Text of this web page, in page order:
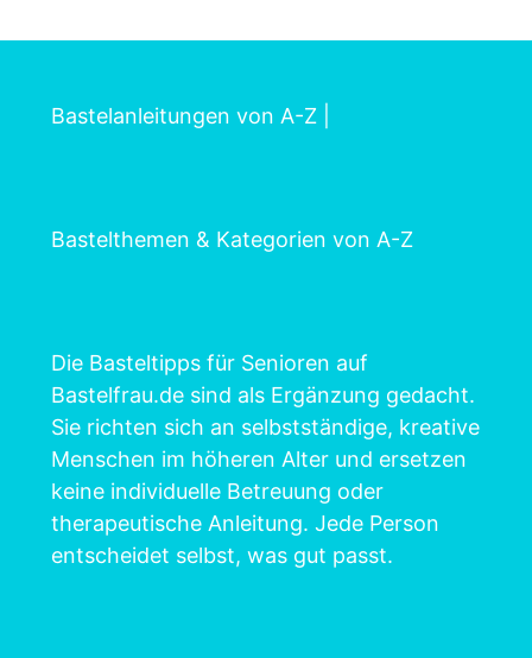
Bastelanleitungen von A-Z
Bastelthemen & Kategorien von A-Z
Die Basteltipps für Senioren auf
Bastelfrau.de sind als Ergänzung gedacht.
Sie richten sich an selbstständige, kreative
Menschen im höheren Alter und ersetzen
keine individuelle Betreuung oder
therapeutische Anleitung. Jede Person
entscheidet selbst, was gut passt.